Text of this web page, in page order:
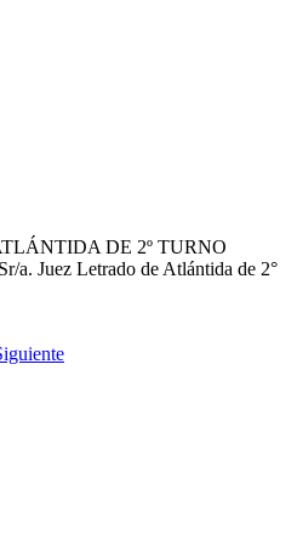
DE 2º TURNO
a. Juez Letrado de Atlántida de 2°